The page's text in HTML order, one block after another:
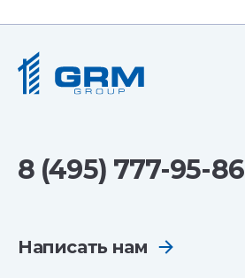
8 (495) 777-95-86
Написать нам